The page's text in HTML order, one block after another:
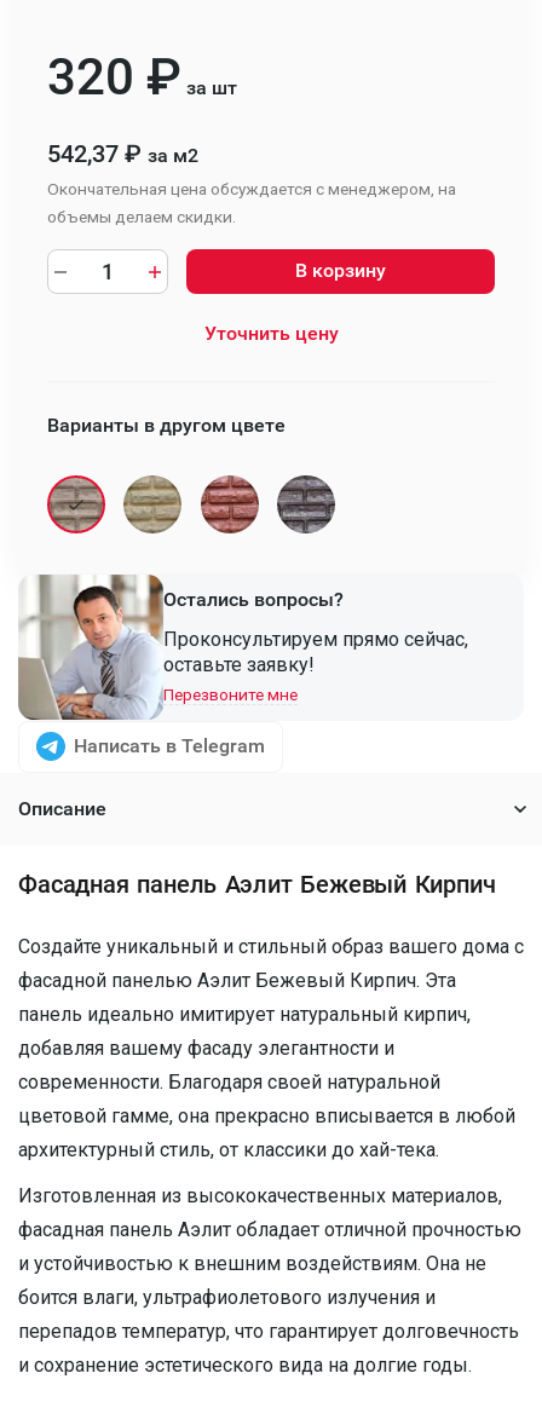
320 ₽ за шт
542,37 ₽ за м2
Окончательная цена обсуждается с менеджером, на
объемы делаем скидки.
В корзину
Уточнить цену
Варианты в другом цвете
Остались вопросы?
Проконсультируем прямо сейчас,
оставьте заявку!
Перезвоните мне
Написать в Telegram
Описание
Фасадная панель Аэлит Бежевый Кирпич
Создайте уникальный и стильный образ вашего дома с
фасадной панелью Аэлит Бежевый Кирпич. Эта
панель идеально имитирует натуральный кирпич,
добавляя вашему фасаду элегантности и
современности. Благодаря своей натуральной
цветовой гамме, она прекрасно вписывается в любой
архитектурный стиль, от классики до хай-тека.
Изготовленная из высококачественных материалов,
фасадная панель Аэлит обладает отличной прочностью
и устойчивостью к внешним воздействиям. Она не
боится влаги, ультрафиолетового излучения и
перепадов температур, что гарантирует долговечность
и сохранение эстетического вида на долгие годы.